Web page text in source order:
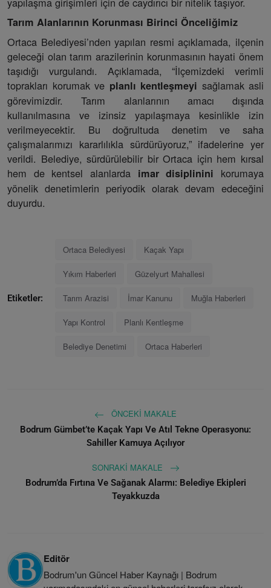
Tarım Alanlarının Korunması Birinci Önceliğimiz
Ortaca Belediyesi’nden yapılan resmi açıklamada, ilçenin
geleceği olan tarım arazilerinin korunmasının hayati önem
taşıdığı vurgulandı. Açıklamada, “İlçemizdeki verimli
toprakları korumak ve planlı kentleşmeyi sağlamak asli
görevimizdir. Tarım alanlarının amacı dışında
kullanılmasına ve izinsiz yapılaşmaya kesinlikle izin
verilmeyecektir. Bu doğrultuda denetim ve saha
çalışmalarımızı kararlılıkla sürdürüyoruz,” ifadelerine yer
verildi. Belediye, sürdürülebilir bir Ortaca için hem kırsal
hem de kentsel alanlarda imar disiplinini korumaya
yönelik denetimlerin periyodik olarak devam edeceğini
duyurdu.
Etiketler:
Ortaca Belediyesi Kaçak Yapı
Yıkım Haberleri Güzelyurt Mahallesi
Tarım Arazisi İmar Kanunu Muğla Haberleri
Yapı Kontrol Planlı Kentleşme
Belediye Denetimi Ortaca Haberleri
ÖNCEKI MAKALE
Bodrum Gümbet’te Kaçak Yapı Ve Atıl Tekne Operasyonu:
Sahiller Kamuya Açılıyor
SONRAKI MAKALE
Bodrum’da Fırtına Ve Sağanak Alarmı: Belediye Ekipleri
Teyakkuzda
Editör
Bodrum'un Güncel Haber Kaynağı | Bodrum